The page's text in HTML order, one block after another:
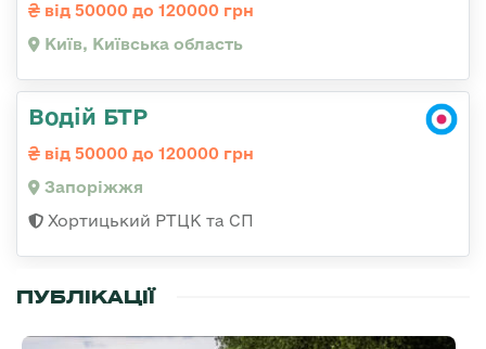
від 50000 до 120000 грн
Київ, Київська область
Водій БТР
від 50000 до 120000 грн
Запоріжжя
Хортицький РТЦК та СП
ПУБЛІКАЦІЇ